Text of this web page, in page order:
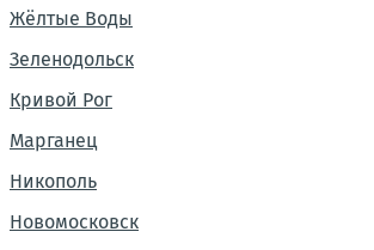
Жёлтые Воды
Зеленодольск
Кривой Рог
Марганец
Никополь
Новомосковск